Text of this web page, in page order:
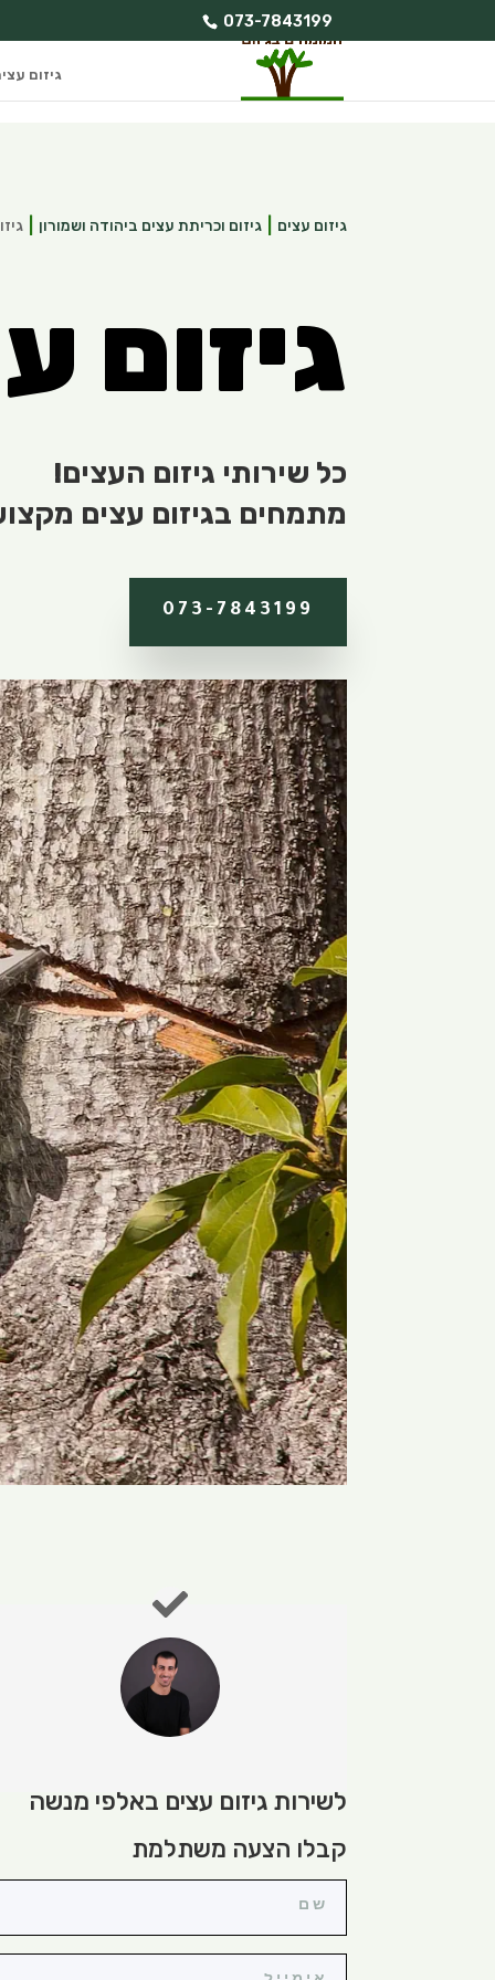
073-7843199
גיזום
גיזום עצים גיזום וכריתת עצים ביהודה ושמורון
גיזום
כל שירותי גיזום העצים!
מתמחים בגיזום עצים
073-7843199
לשירות גיזום עצים באלפי מנשה
קבלו הצעה משתלמת